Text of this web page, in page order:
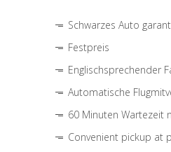
Schwarzes Auto
Festpreis
Englischsprechender
Automatische
60 Minuten Wartezeit
Convenient pickup at